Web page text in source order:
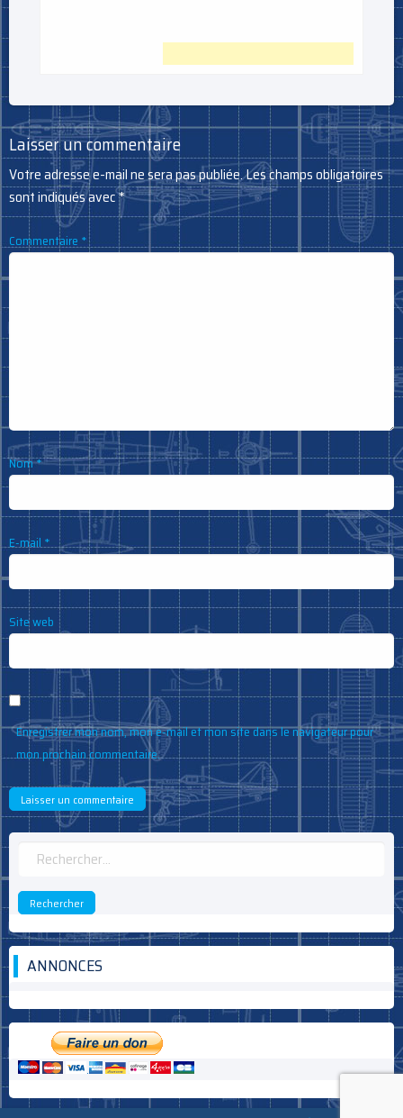
Laisser un commentaire
Votre adresse e-mail ne sera pas publiée.Les champs obligatoires
sont indiqués avec*
Commentaire *
Nom*
E-mail*
Site web
Enregistrer mon nom, mon e-mail et mon site dans le navigateur pour
mon prochain commentaire.
Rechercher :
ANNONCES